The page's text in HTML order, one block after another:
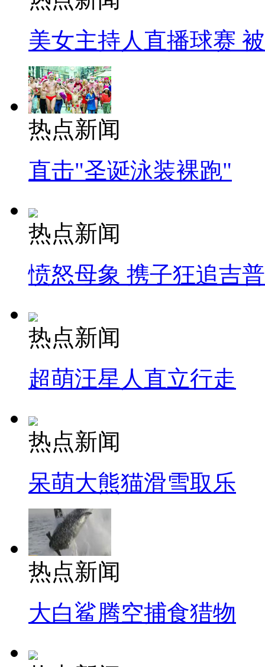
美女主持人直播球赛
热点新闻
直击"圣诞泳装裸跑"
热点新闻
愤怒母象 携子狂追吉
热点新闻
超萌汪星人直立行走
热点新闻
呆萌大熊猫滑雪取乐
热点新闻
大白鲨腾空捕食猎物